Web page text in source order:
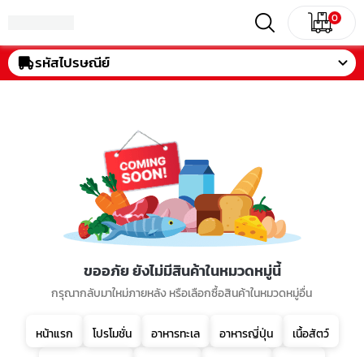
0
รหัสไปรษณีย์
ขออภัย ยังไม่มีสินค้าในหมวดหมู่นี้
กรุณากลับมาใหม่ภายหลัง หรือเลือกซื้อสินค้าในหมวดหมู่อื่น
หน้าแรก โปรโมชั่น อาหารทะเล อาหารญี่ปุ่น
เนื้อสัตว์